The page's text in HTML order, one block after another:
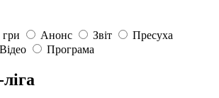
Анонс Звіт
Пресуха
Відео Програма